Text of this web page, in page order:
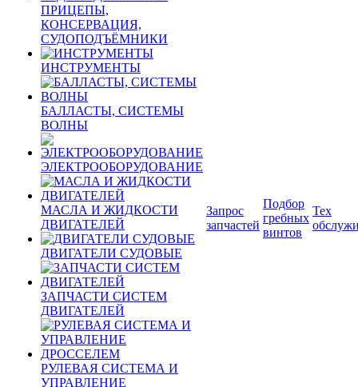
ПРИЦЕПЫ,
КОНСЕРВАЦИЯ,
СУДОПОДЪЁМНИКИ
ИНСТРУМЕНТЫ
БАЛЛАСТЫ, СИСТЕМЫ
ВОЛНЫ
ЭЛЕКТРООБОРУДОВАНИЕ
МАСЛА И ЖИДКОСТИ
ДВИГАТЕЛЕЙ
ДВИГАТЕЛИ СУДОВЫЕ
ЗАПЧАСТИ СИСТЕМ
ДВИГАТЕЛЕЙ
РУЛЕВАЯ СИСТЕМА И
УПРАВЛЕНИЕ
Запрос
запчастей
Подбор
гребных
винтов
Тех